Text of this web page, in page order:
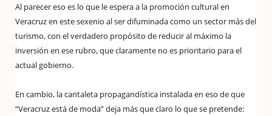
Al parecer eso es lo que le espera a la promoción cultural en
Veracruz en este sexenio al ser difuminada como un sector más del
turismo, con el verdadero propósito de reducir al máximo la
inversión en ese rubro, que claramente no es prioritario para el
actual gobierno.
En cambio, la cantaleta propagandística instalada en eso de que
“Veracruz está de moda” deja más que claro lo que se pretende: